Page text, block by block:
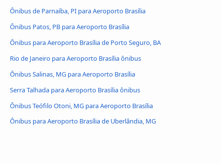
Ônibus de Parnaíba, PI para Aeroporto Brasília
Ônibus Patos, PB para Aeroporto Brasília
Ônibus para Aeroporto Brasília de Porto Seguro, BA
Rio de Janeiro para Aeroporto Brasília ônibus
Ônibus Salinas, MG para Aeroporto Brasília
Serra Talhada para Aeroporto Brasília ônibus
Ônibus Teófilo Otoni, MG para Aeroporto Brasília
Ônibus para Aeroporto Brasília de Uberlândia, MG